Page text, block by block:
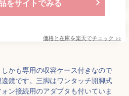
をサイトでみる
価格と在庫を楽天でチェック >>
かも専用の収容ケース付きなので
鏡です。三脚はワンタッチ開脚式
ン接続用のアダプタも付いていま